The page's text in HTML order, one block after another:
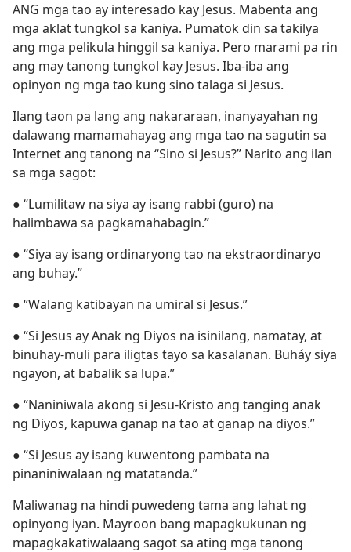
ANG mga tao ay interesado kay Jesus. Mabenta ang
mga aklat tungkol sa kaniya. Pumatok din sa takilya
ang mga pelikula hinggil sa kaniya. Pero marami pa rin
ang may tanong tungkol kay Jesus. Iba-iba ang
opinyon ng mga tao kung sino talaga si Jesus.
Ilang taon pa lang ang nakararaan, inanyayahan ng
dalawang mamamahayag ang mga tao na sagutin sa
Internet ang tanong na “Sino si Jesus?” Narito ang ilan
sa mga sagot:
● “Lumilitaw na siya ay isang rabbi (guro) na
halimbawa sa pagkamahabagin.”
● “Siya ay isang ordinaryong tao na ekstraordinaryo
ang buhay.”
● “Walang katibayan na umiral si Jesus.”
● “Si Jesus ay Anak ng Diyos na isinilang, namatay, at
binuhay-muli para iligtas tayo sa kasalanan. Buháy siya
ngayon, at babalik sa lupa.”
● “Naniniwala akong si Jesu-Kristo ang tanging anak
ng Diyos, kapuwa ganap na tao at ganap na diyos.”
● “Si Jesus ay isang kuwentong pambata na
pinaniniwalaan ng matatanda.”
Maliwanag na hindi puwedeng tama ang lahat ng
opinyong iyan. Mayroon bang mapagkukunan ng
mapagkakatiwalaang sagot sa ating mga tanong